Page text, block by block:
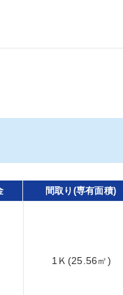
間取り(専有面積)
1Ｋ(25.56㎡)